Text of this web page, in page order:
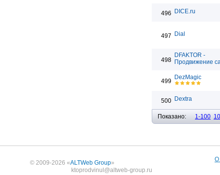
496 DICE.ru
497 Dial
498
DFAKTOR -
Продвижение
499
DezMagic
500 Dextra
Показано: 1-100
© 2009-2026 «ALTWeb Group»
ktoprodvinul@altweb-group.ru
О